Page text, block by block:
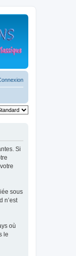
Si
sous
n’est
où
le